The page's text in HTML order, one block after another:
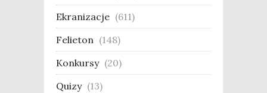
Ekranizacje (611)
Felieton (148)
Konkursy (20)
Quizy (13)